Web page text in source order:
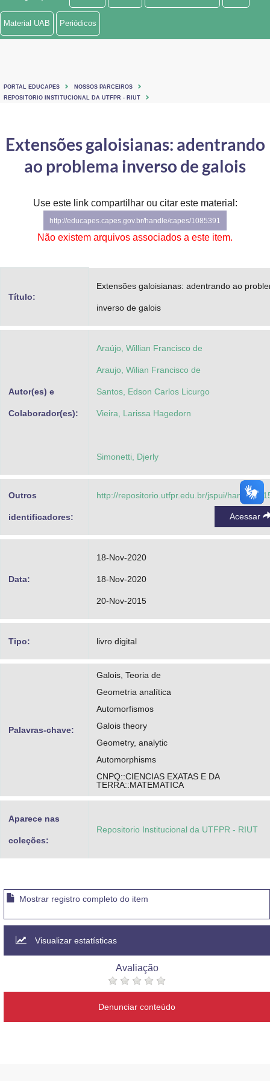
Ministério de Minas e Energia
Ministério do Turismo
Controladoria-Geral da União
Ministério da Mulher, da Família e dos Direitos Humanos
Secretaria-Geral
Material UAB Periódicos
PORTAL EDUCAPES
NOSSOS PARCEIROS
REPOSITORIO INSTITUCIONAL DA UTFPR - RIUT
Extensões galoisianas: adentrando
ao problema inverso de galois
Use este link compartilhar ou citar este material:
http://educapes.capes.gov.br/handle/capes/1085391
Não existem arquivos associados a este item.
Título:
Extensões galoisianas: adentrando ao
inverso de galois
Autor(es) e
Colaborador(es):
Araújo, Willian Francisco de
Araujo, Wilian Francisco de
Santos, Edson Carlos Licurgo
Vieira, Larissa Hagedorn
Simonetti, Djerly
Outros
identificadores:
http://repositorio.utfpr.edu.br/jspui/handle/1/
Acessar
Data:
18-Nov-2020
18-Nov-2020
20-Nov-2015
Tipo: livro digital
Palavras-chave:
Galois, Teoria de
Geometria analítica
Automorfismos
Galois theory
Geometry, analytic
Automorphisms
CNPQ::CIENCIAS EXATAS E DA
TERRA::MATEMATICA
Aparece nas
coleções:
Repositorio Institucional da UTFPR - RIUT
Mostrar registro completo do item
Visualizar estatísticas
Avaliação
Denunciar conteúdo